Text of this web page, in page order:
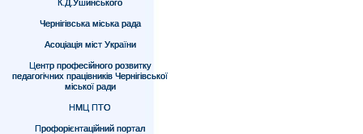
К.Д.Ушинського
Чернігівська міська рада
Асоціація міст України
Центр професійного розвитку
педагогічних працівників Чернігівської
міської ради
НМЦ ПТО
Профорієнтаційний портал